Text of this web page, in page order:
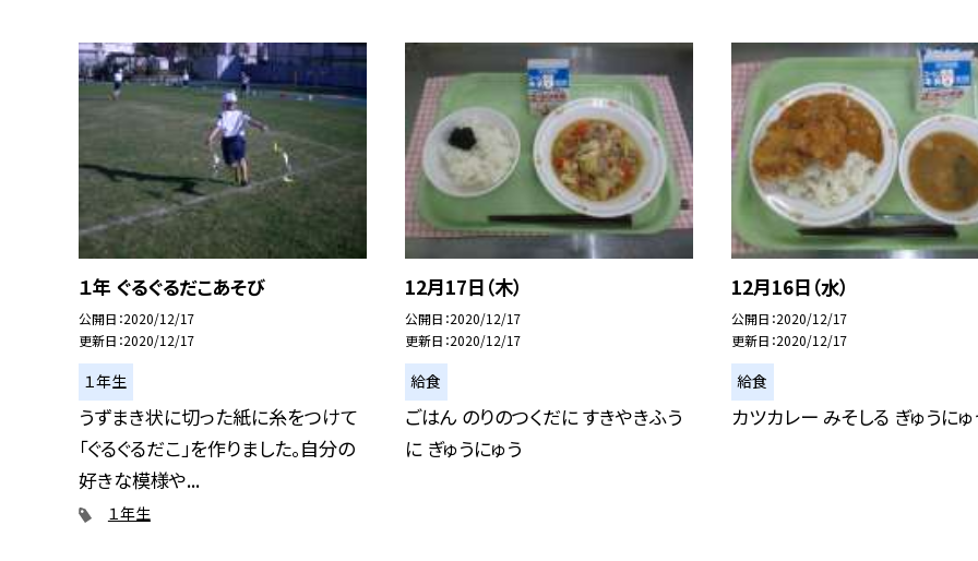
１年 ぐるぐるだこあそび
公開日 2020/12/17
更新日 2020/12/17
１年生
うずまき状に切った紙に糸をつけて
「ぐるぐるだこ」を作りました。自分の
好きな模様や...
１年生
12月17日（木）
公開日 2020/12/17
更新日 2020/12/17
給食
ごはん のりのつくだに すきやきふう
に ぎゅうにゅう
12月16日（水）
公開日 2020/12/17
更新日 2020/12/17
給食
カツカレー みそしる ぎゅうにゅ